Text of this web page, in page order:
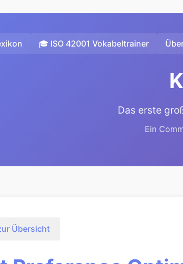
🎓 ISO 42001 Vokabeltrainer
Das erste
Ein
Übersicht